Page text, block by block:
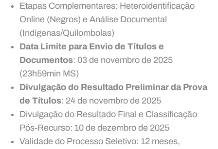
Etapas Complementares: Heteroidentificação
Online (Negros) e Análise Documental
(Indígenas/Quilombolas)
Data Limite para Envio de Títulos e
Documentos: 03 de novembro de 2025
(23h59min MS)
Divulgação do Resultado Preliminar da Prova
de Títulos: 24 de novembro de 2025
Divulgação do Resultado Final e Classificação
Pós-Recurso: 10 de dezembro de 2025
Validade do Processo Seletivo: 12 meses,